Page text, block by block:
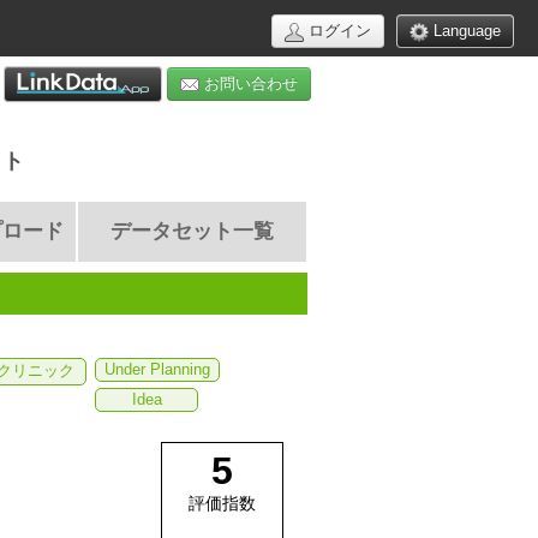
Language
ログイン
お問い合わせ
ード データセット一覧
リニック
Under Planning
Idea
5
評価指数